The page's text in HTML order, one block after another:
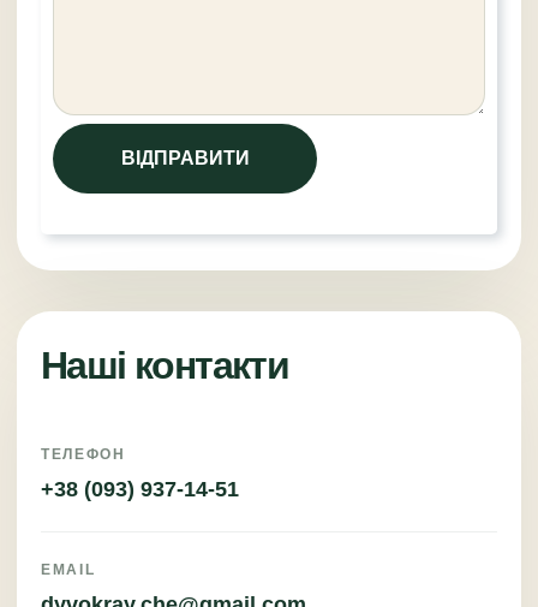
Наші контакти
ТЕЛЕФОН
+38 (093) 937-14-51
EMAIL